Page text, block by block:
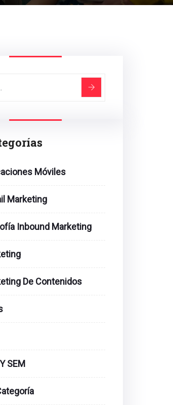
Móviles
Marketing
Inbound Marketing
De Contenidos
SEM